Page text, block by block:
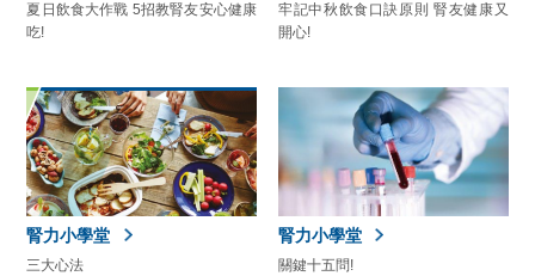
夏日飲食大作戰 5招教腎友安心健康
吃!
牢記中秋飲食口訣原則 腎友健康又
開心!
腎力小學堂
三大心法
腎力小學堂
關鍵十五問!